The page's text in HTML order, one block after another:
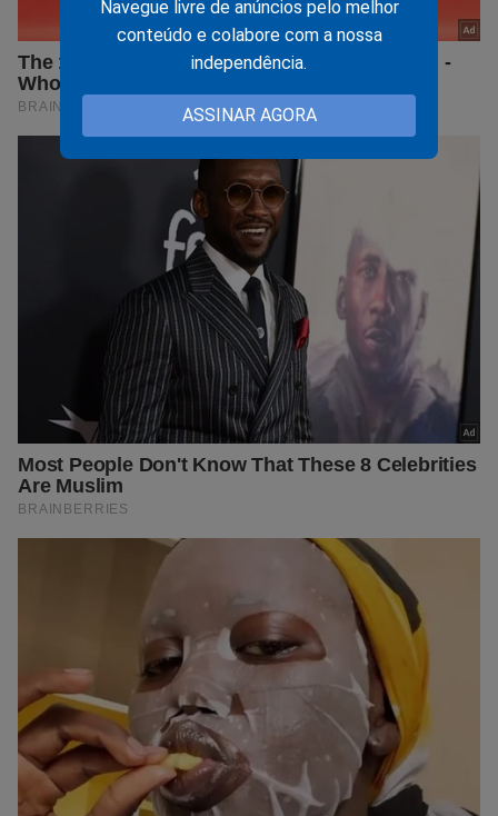
Navegue livre de anúncios pelo melhor
conteúdo e colabore com a nossa
independência.
ASSINAR AGORA